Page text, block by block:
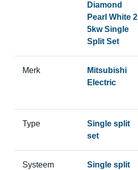
Diamond
Pearl White 2
5kw Single
Split Set
Merk
Mitsubishi
Electric
Type
Single split
set
Systeem Single split